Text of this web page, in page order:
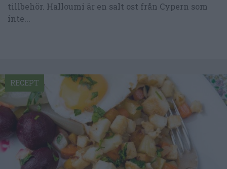
tillbehör. Halloumi är en salt ost från Cypern som
inte...
RECEPT